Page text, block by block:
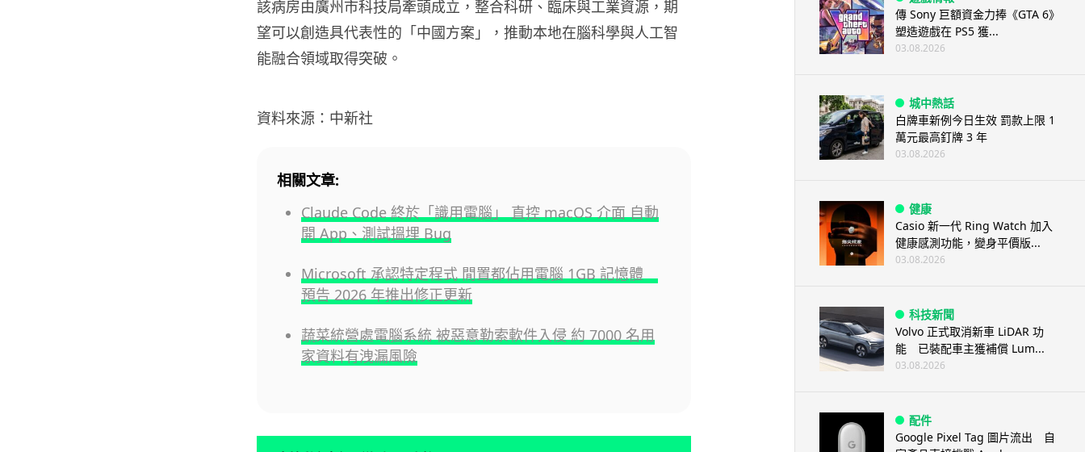
該病房由廣州市科技局牽頭成立，整合科研、臨床與工業資源，期
望可以創造具代表性的「中國方案」，推動本地在腦科學與人工智
能融合領域取得突破。
資料來源：中新社
相關文章:
Claude Code 終於「識用電腦」 直控 macOS 介面 自動
開 App、測試搵埋 Bug
Microsoft 承認特定程式 閒置都佔用電腦 1GB 記憶體
預告 2026 年推出修正更新
蔬菜統營處電腦系統 被惡意勒索軟件入侵 約 7000 名用
家資料有洩漏風險
傳 Sony 巨額資金力捧《GTA 6》
塑造遊戲在 PS5 獲...
03.08.2026
城中熱話
白牌車新例今日生效 罰款上限 1
萬元最高釘牌 3 年
03.08.2026
健康
Casio 新一代 Ring Watch 加入
健康感測功能，變身平價版...
03.08.2026
科技新聞
Volvo 正式取消新車 LiDAR 功
能 已裝配車主獲補償 Lum...
03.08.2026
配件
Google Pixel Tag 圖片流出 自